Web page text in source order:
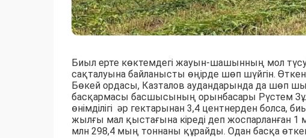
Биыл ерте көктемдегі жауын-шашынның мол
сақталуына байланысты өңірде шөп шүйгін.
Бөкей ордасы, Казталов аудандарында да
басқармасы басшысының орынбасары Рүстем
өнімділігі әр гектарынан 3,4 центнерден болса,
жылғы мал қыстағына кіреді деп жоспарланған
млн 298,4 мың тоннаны құрайды. Одан басқа